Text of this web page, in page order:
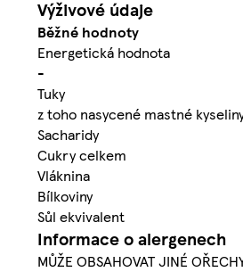
Výživové údaje
Běžné hodnoty
Energetická hodnota
-
Tuky
z toho nasycené mastné
Sacharidy
Cukry celkem
Vláknina
Bílkoviny
Sůl ekvivalent
Informace o alergenech
MŮŽE OBSAHOVAT JINÉ